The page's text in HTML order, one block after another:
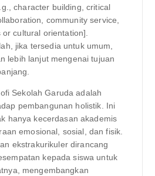
character building, critical
community service,
cultural orientation].
jika tersedia untuk umum,
lebih lanjut mengenai tujuan
Sekolah Garuda adalah
pembangunan holistik. Ini
hanya kecerdasan akademis
emosional, sosial, dan fisik.
ekstrakurikuler dirancang
kepada siswa untuk
mengembangkan